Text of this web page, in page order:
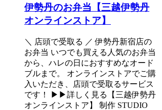
伊勢丹のお弁当【三越伊勢丹
オンラインストア】
＼ 店頭で受取る ／ 伊勢丹新宿店の
お弁当 いつでも買える人気のお弁当
から、ハレの日におすすめなオード
ブルまで。 オンラインストアでご購
入いただき、店頭で受取るサービス
です！ ▶▶詳しく見る【三越伊勢丹
オンラインストア】 制作 STUDIO